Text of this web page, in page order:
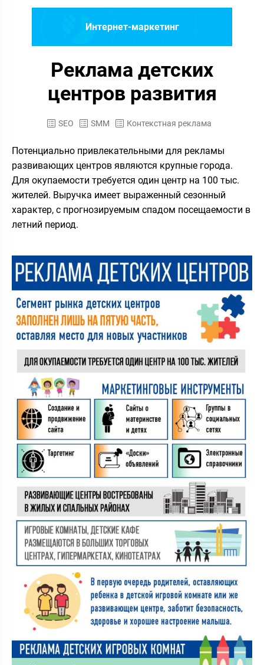
Интернет-маркетинг
Реклама детских
центров развития
SEO SMM Контекстная реклама
Потенциально привлекательными для рекламы
развивающих центров являются крупные города.
Для окупаемости требуется один центр на 100 тыс.
жителей. Выручка имеет выраженный сезонный
характер, с прогнозируемым спадом посещаемости в
летний период.